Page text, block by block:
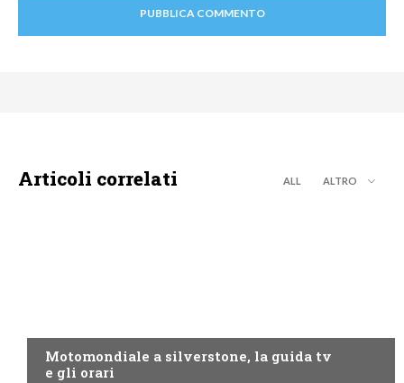
Articoli correlati ALL ALTRO
Motomondiale a silverstone, la guida tv
e gli orari